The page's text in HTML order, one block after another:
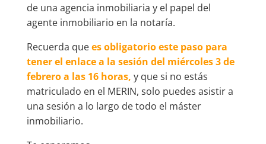
de una agencia inmobiliaria y el papel del
agente inmobiliario en la notaría.
Recuerda quees obligatorio este paso para
tener el enlace a la sesión del miércoles 3 de
febrero a las 16 horas, y que si no estás
matriculado en el MERIN, solo puedes asistir a
una sesión a lo largo de todo el máster
inmobiliario.